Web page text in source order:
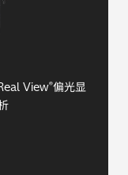
View®偏光显